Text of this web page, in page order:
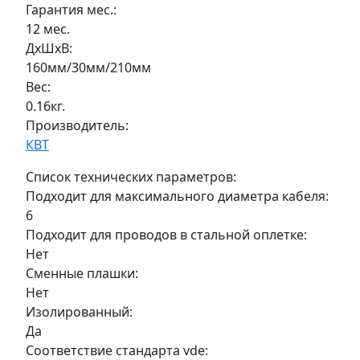
Гарантия мес.:
12 мес.
ДxШxВ:
160мм/30мм/210мм
Вес:
0.16кг.
Производитель:
КВТ
Список технических параметров:
Подходит для максимального диаметра кабеля:
6
Подходит для проводов в стальной оплетке:
Нет
Сменные плашки:
Нет
Изолированный:
Да
Соответствие стандарта vde: